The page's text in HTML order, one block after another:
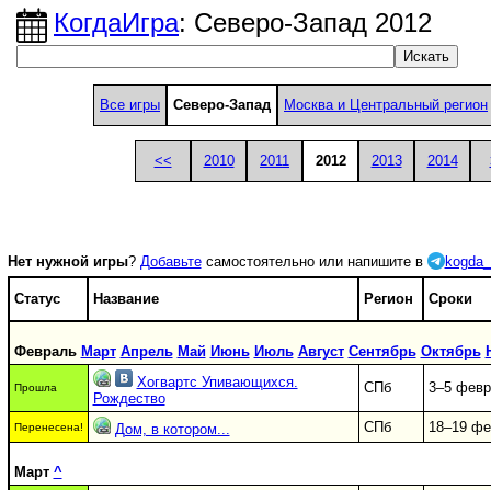
КогдаИгра: Северо-Запад 2012
Все игры Северо-Запад Москва и Центральный регион
<< 2010 2011 2012 2013 2014
Нет нужной игры? Добавьтесамостоятельно или напишите в
Статус Название Регион Сроки
Февраль Март Апрель Май Июнь Июль Август Сентябрь Октябрь
Прошла
Хогвартс Упивающихся.
Рождество
СПб 3–5
Перенесена! Дом, в котором... СПб 18–19
Март ^